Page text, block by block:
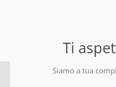
Ti
Siamo a tua